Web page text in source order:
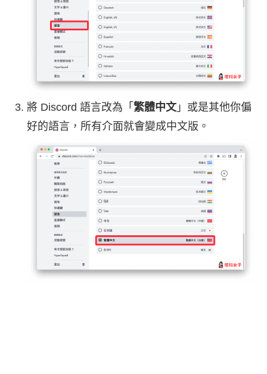
將 Discord 語言改為「 繁體中文 」或是其他你偏
好的語言，所有介面就會變成中文版。